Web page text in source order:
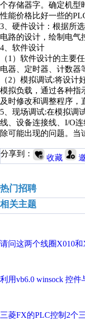
个存储器字。确定机型
性能价格比好一些的
3、硬件设计：根据所
电路的设计，绘制电
4、软件设计
（1）软件设计的主要
电器、定时器、计数
（2）模拟调试:将设
模拟负载，通过各种指
及时修改和调整程序
5、现场调试:在模拟调
线、设备连接线、I/O
除可能出现的问题。当
分享到： 收藏
热门招聘
相关主题
请问这两个线圈X010和
利用vb6.0 winsock 控件
三菱FX的PLC控制2个